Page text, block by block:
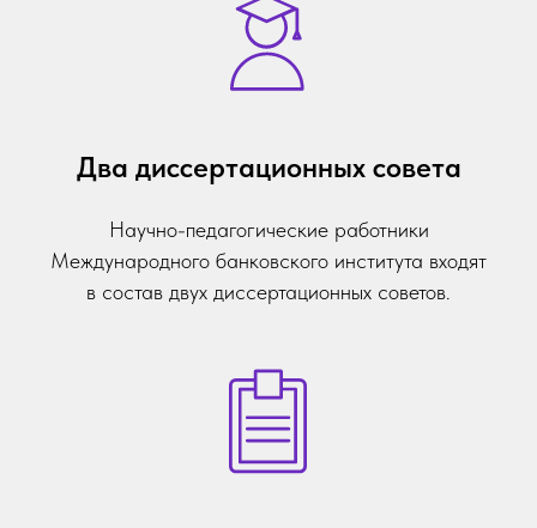
Два диссертационных совета
Научно-педагогические работники
Международного банковского института входят
в состав двух диссертационных советов.